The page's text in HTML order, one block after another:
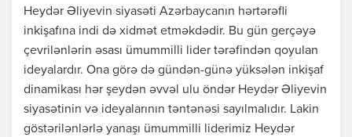
Heydər Əliyevin siyasəti Azərbaycanın hərtərəfli
inkişafına indi də xidmət etməkdədir. Bu gün gerçəyə
çevrilənlərin əsası ümummilli lider tərəfindən qoyulan
ideyalardır. Ona görə də gündən-günə yüksələn inkişaf
dinamikası hər şeydən əvvəl ulu öndər Heydər Əliyevin
siyasətinin və ideyalarının təntənəsi sayılmalıdır. Lakin
göstərilənlərlə yanaşı ümummilli liderimiz Heydər